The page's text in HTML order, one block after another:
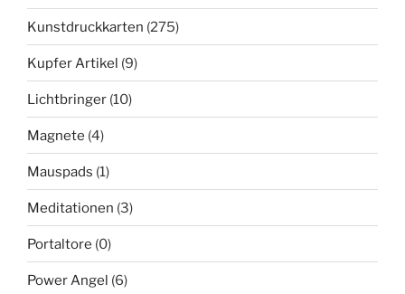
Kunstdruckkarten (275)
Kupfer Artikel (9)
Lichtbringer (10)
Magnete (4)
Mauspads (1)
Meditationen (3)
Portaltore (0)
Power Angel (6)